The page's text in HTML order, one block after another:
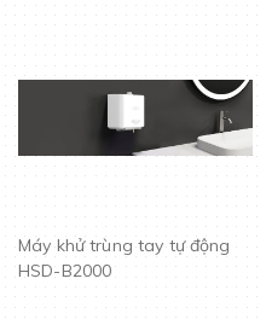
Máy khử trùng tay tự động
HSD-B2000